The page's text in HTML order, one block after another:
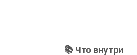
📚 Что внутри